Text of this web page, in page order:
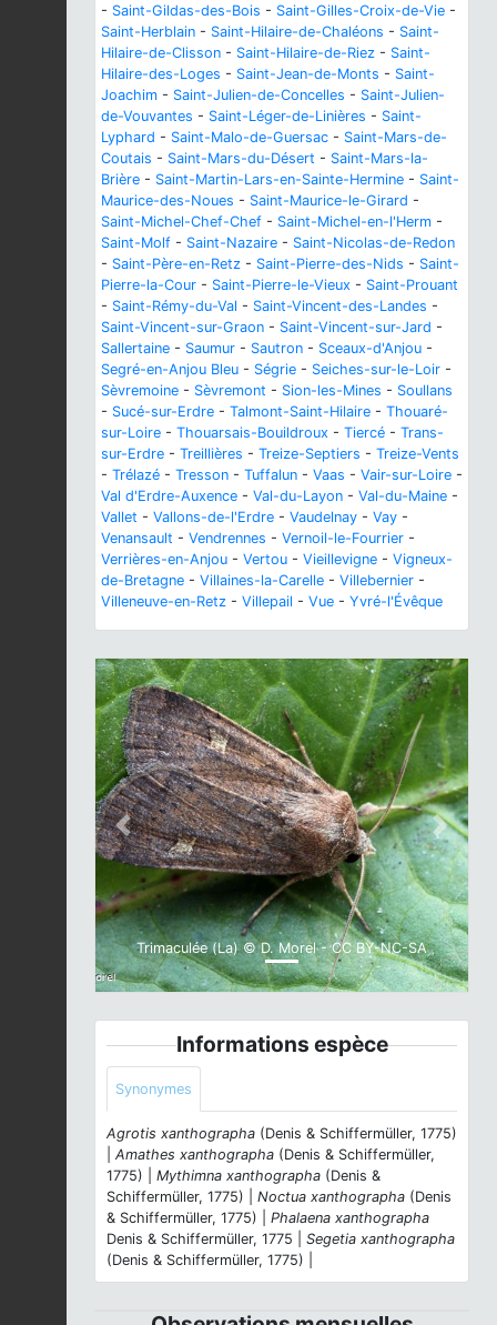
- Saint-Gildas-des-Bois - Saint-Gilles-Croix-de-Vie -
Saint-Herblain - Saint-Hilaire-de-Chaléons - Saint-
Hilaire-de-Clisson - Saint-Hilaire-de-Riez - Saint-
Hilaire-des-Loges - Saint-Jean-de-Monts - Saint-
Joachim - Saint-Julien-de-Concelles - Saint-Julien-
de-Vouvantes - Saint-Léger-de-Linières - Saint-
Lyphard - Saint-Malo-de-Guersac - Saint-Mars-de-
Coutais - Saint-Mars-du-Désert - Saint-Mars-la-
Brière - Saint-Martin-Lars-en-Sainte-Hermine - Saint-
Maurice-des-Noues - Saint-Maurice-le-Girard -
Saint-Michel-Chef-Chef - Saint-Michel-en-l'Herm -
Saint-Molf - Saint-Nazaire - Saint-Nicolas-de-Redon
- Saint-Père-en-Retz - Saint-Pierre-des-Nids - Saint-
Pierre-la-Cour - Saint-Pierre-le-Vieux - Saint-Prouant
- Saint-Rémy-du-Val - Saint-Vincent-des-Landes -
Saint-Vincent-sur-Graon - Saint-Vincent-sur-Jard -
Sallertaine - Saumur - Sautron - Sceaux-d'Anjou -
Segré-en-Anjou Bleu - Ségrie - Seiches-sur-le-Loir -
Sèvremoine - Sèvremont - Sion-les-Mines - Soullans
- Sucé-sur-Erdre - Talmont-Saint-Hilaire - Thouaré-
sur-Loire - Thouarsais-Bouildroux - Tiercé - Trans-
sur-Erdre - Treillières - Treize-Septiers - Treize-Vents
- Trélazé - Tresson - Tuffalun - Vaas - Vair-sur-Loire -
Val d'Erdre-Auxence - Val-du-Layon - Val-du-Maine -
Vallet - Vallons-de-l'Erdre - Vaudelnay - Vay -
Venansault - Vendrennes - Vernoil-le-Fourrier -
Verrières-en-Anjou - Vertou - Vieillevigne - Vigneux-
de-Bretagne - Villaines-la-Carelle - Villebernier -
Villeneuve-en-Retz - Villepail - Vue - Yvré-l'Évêque
Trimaculée (La) © D. Morel - CC BY-NC-SA
Previous Next
Informations espèce
Synonymes
Agrotis xanthographa (Denis & Schiffermüller, 1775)
Amathes xanthographa (Denis & Schiffermüller,
1775) | Mythimna xanthographa (Denis &
Schiffermüller, 1775) | Noctua xanthographa (Denis
& Schiffermüller, 1775) | Phalaena xanthographa
Denis & Schiffermüller, 1775 | Segetia xanthographa
(Denis & Schiffermüller, 1775) |